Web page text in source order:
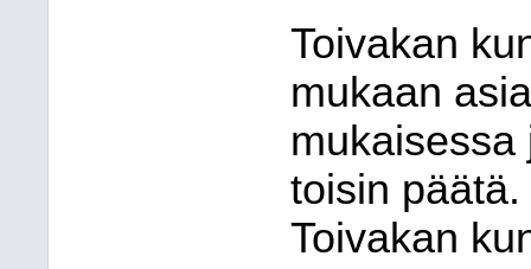
Toivakan
mukaan
toisin päätä.
Toivakan